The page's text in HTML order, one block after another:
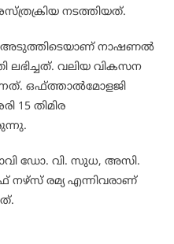
നടത്തിയത്.
അടുത്തിടെയാണ് നാഷണല്‍
ലഭിച്ചത്. വലിയ വികസന
ഒഫ്ത്താല്‍മോളജി
15 തിമിര
ഡോ. വി. സുധ, അസി.
നഴ്‌സ് രമ്യ എന്നിവരാണ്